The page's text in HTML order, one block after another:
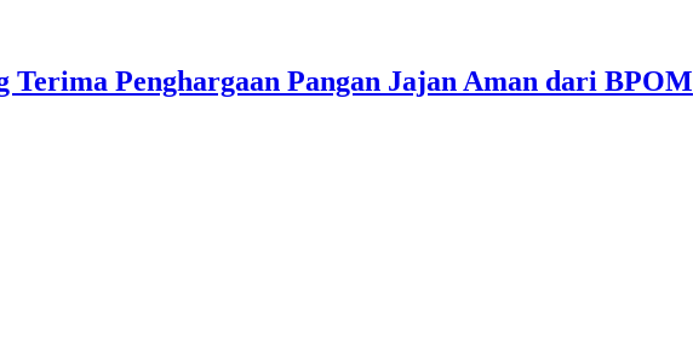
Penghargaan Pangan Jajan Aman dari BPOM